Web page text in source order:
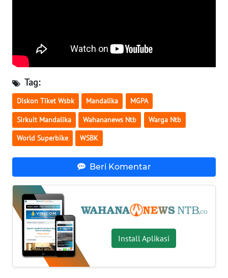
Tag:
Diskon Tiket Wsbk Mandalika MGPA
Sirkuit Mandalika Wahananews Ntb Warga Ntb
World Superbike WSBK
Beri Komentar
Install Aplikasi
WN
SULBAR
WN
BABEL
WN
SUMSEL
WN
BENGKULU
WN
LAMPUNG